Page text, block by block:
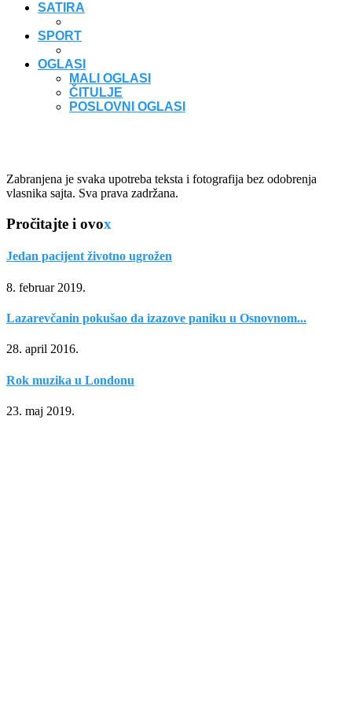
SATIRA
SPORT
OGLASI
MALI OGLASI
ČITULJE
POSLOVNI OGLASI
Zabranjena je svaka upotreba teksta i fotografija bez odobrenja
vlasnika sajta. Sva prava zadržana.
Pročitajte i ovox
Jedan pacijent životno ugrožen
8. februar 2019.
Lazarevčanin pokušao da izazove paniku u Osnovnom...
28. april 2016.
Rok muzika u Londonu
23. maj 2019.